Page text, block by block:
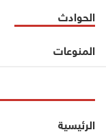
الحوادث
المنوعات
الرئيسية